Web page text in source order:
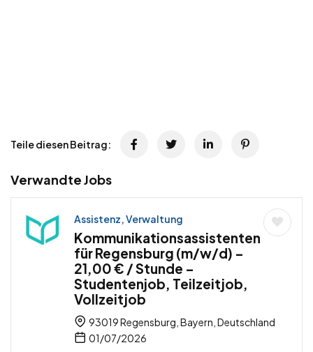
Teile diesen Beitrag:
Verwandte Jobs
Assistenz, Verwaltung
Kommunikationsassistenten
für Regensburg (m/w/d) –
21,00 € / Stunde –
Studentenjob, Teilzeitjob,
Vollzeitjob
93019 Regensburg, Bayern, Deutschland
01/07/2026